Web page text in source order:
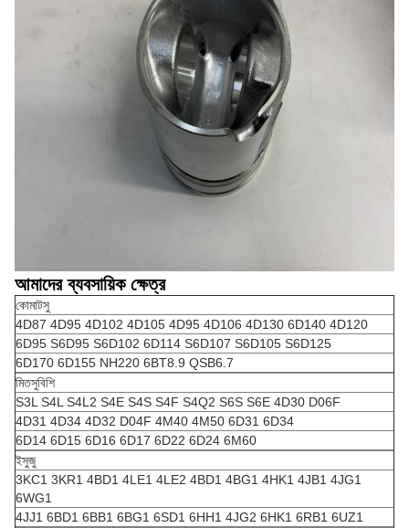
আমাদের ব্যবসায়িক ক্ষেত্র
কোমাটসু
4D87 4D95 4D102 4D105 4D95 4D106 4D130 6D140 4D120
6D95 S6D95 S6D102 6D114 S6D107 S6D105 S6D125
6D170 6D155 NH220 6BT8.9 QSB6.7
মিতসুবিশি
S3L S4L S4L2 S4E S4S S4F S4Q2 S6S S6E 4D30 D06F
4D31 4D34 4D32 D04F 4M40 4M50 6D31 6D34
6D14 6D15 6D16 6D17 6D22 6D24 6M60
ইসুজু
3KC1 3KR1 4BD1 4LE1 4LE2 4BD1 4BG1 4HK1 4JB1 4JG1
6WG1
4JJ1 6BD1 6BB1 6BG1 6SD1 6HH1 4JG2 6HK1 6RB1 6UZ1